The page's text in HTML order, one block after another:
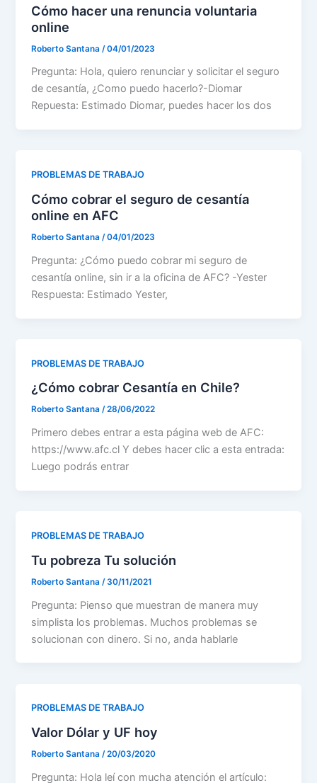
Cómo hacer una renuncia voluntaria
online
Roberto Santana /04/01/2023
Pregunta: Hola, quiero renunciar y solicitar el seguro
de cesantía, ¿Como puedo hacerlo?-Diomar
Repuesta: Estimado Diomar, puedes hacer los dos
PROBLEMAS DE TRABAJO
Cómo cobrar el seguro de cesantía
online en AFC
Roberto Santana/04/01/2023
Pregunta: ¿Cómo puedo cobrar mi seguro de
cesantía online, sin ir a la oficina de AFC? -Yester
Respuesta: Estimado Yester,
PROBLEMAS DE TRABAJO
¿Cómo cobrar Cesantía en Chile?
Roberto Santana/28/06/2022
Primero debes entrar a esta página web de AFC:
https://www.afc.cl Y debes hacer clic a esta entrada:
Luego podrás entrar
PROBLEMAS DE TRABAJO
Tu pobreza Tu solución
Roberto Santana /30/11/2021
Pregunta: Pienso que muestran de manera muy
simplista los problemas. Muchos problemas se
solucionan con dinero. Si no, anda hablarle
PROBLEMAS DE TRABAJO
Valor Dólar y UF hoy
Roberto Santana/20/03/2020
Pregunta: Hola leí con mucha atención el artículo: